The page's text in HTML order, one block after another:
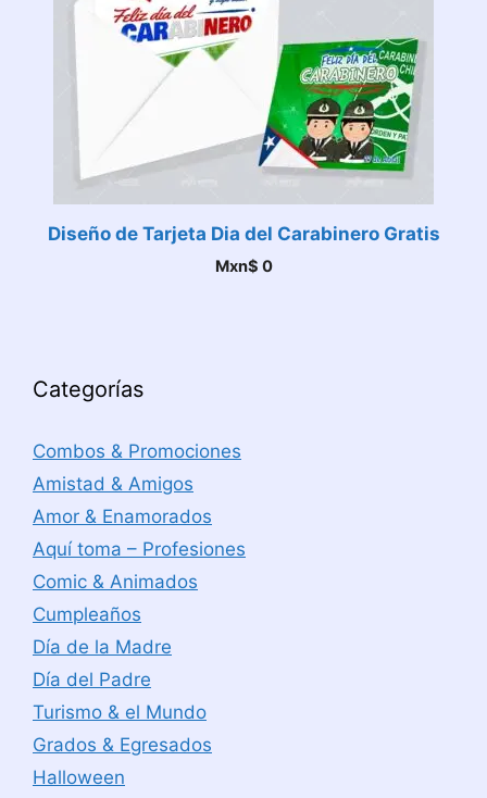
Diseño de Tarjeta Dia del Carabinero Gratis
Mxn$ 0
Categorías
Combos & Promociones
Amistad & Amigos
Amor & Enamorados
Aquí toma – Profesiones
Comic & Animados
Cumpleaños
Día de la Madre
Día del Padre
Turismo & el Mundo
Grados & Egresados
Halloween